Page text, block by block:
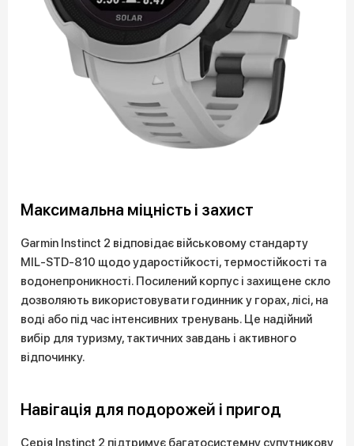
Максимальна міцність і захист
Garmin Instinct 2 відповідає військовому стандарту
MIL-STD-810 щодо ударостійкості, термостійкості та
водонепроникності. Посилений корпус і захищене скло
дозволяють використовувати годинник у горах, лісі, на
воді або під час інтенсивних тренувань. Це надійний
вибір для туризму, тактичних завдань і активного
відпочинку.
Навігація для подорожей і пригод
Серія Instinct 2 підтримує багатосистемну супутникову